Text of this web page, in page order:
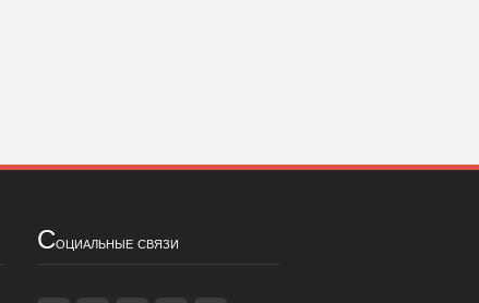
Социальные связи